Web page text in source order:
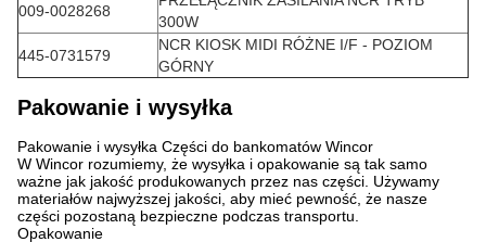
009-0028268
300W
445-0731579
NCR KIOSK MIDI RÓŻNE I/F - POZIOM
GÓRNY
Pakowanie i wysyłka
Pakowanie i wysyłka Części do bankomatów Wincor
W Wincor rozumiemy, że wysyłka i opakowanie są tak samo
ważne jak jakość produkowanych przez nas części. Używamy
materiałów najwyższej jakości, aby mieć pewność, że nasze
części pozostaną bezpieczne podczas transportu.
Opakowanie